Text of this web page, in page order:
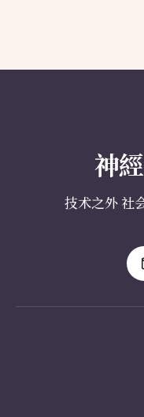
神
技术之外 社